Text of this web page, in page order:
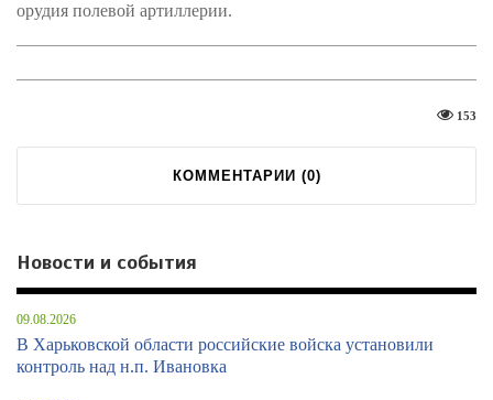
орудия полевой артиллерии.
153
КОММЕНТАРИИ (0)
Новости и события
09.08.2026
В Харьковской области российские войска установили
контроль над н.п. Ивановка